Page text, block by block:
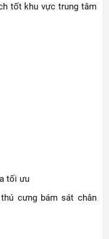
tốt khu vực trung tâm
tối ưu
cưng bám sát chân